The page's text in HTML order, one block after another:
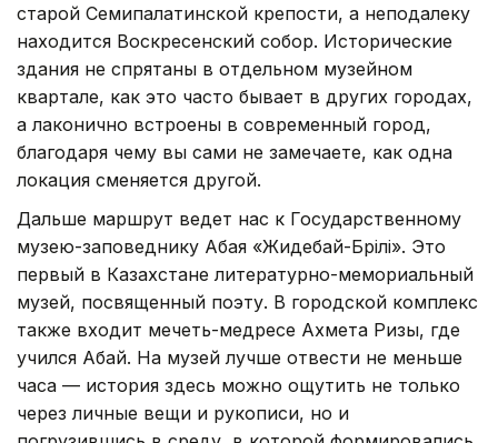
старой Семипалатинской крепости, а неподалеку
находится Воскресенский собор. Исторические
здания не спрятаны в отдельном музейном
квартале, как это часто бывает в других городах,
а лаконично встроены в современный город,
благодаря чему вы сами не замечаете, как одна
локация сменяется другой.
Дальше маршрут ведет нас к Государственному
музею-заповеднику Абая «Жидебай-Бөрілі». Это
первый в Казахстане литературно-мемориальный
музей, посвященный поэту. В городской комплекс
также входит мечеть-медресе Ахмета Ризы, где
учился Абай. На музей лучше отвести не меньше
часа — история здесь можно ощутить не только
через личные вещи и рукописи, но и